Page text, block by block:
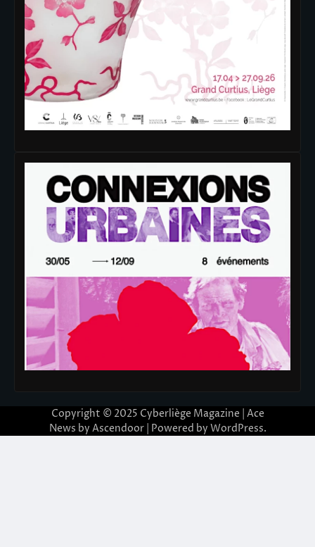
Copyright © 2025 Cyberliège Magazine | Ace
News by Ascendoor| Powered by WordPress.